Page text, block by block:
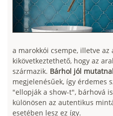
a marokkói csempe, illetve az
kikövetkeztethető, hogy az
származik. Bárhol jól
megjelenésűek, így érdemes
"ellopják a show-t", bárhová
különösen az autentikus
esetében lesz ez így.